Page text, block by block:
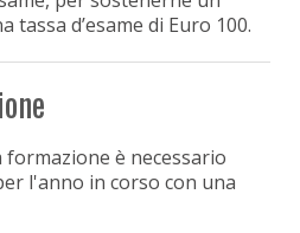
d’esame di Euro 100.
formazione è necessario
l'anno in corso con una